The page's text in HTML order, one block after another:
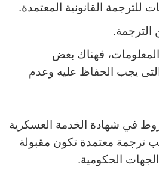
للترجمة القانونية المعتمدة.
الترجمة.
فهناك بعض
يجب الحفاظ عليه وعدم
في شهادة الخدمة العسكرية
ترجمة معتمدة تكون مقبولة
الحكومية.